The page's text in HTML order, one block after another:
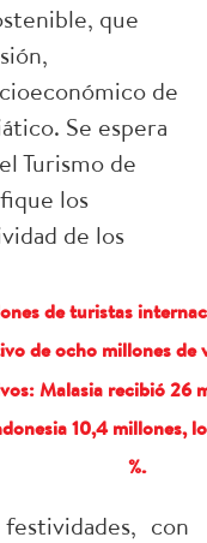
que
de
Se espera
Turismo de
los
de los
de turistas
de ocho millones de
Malasia recibió 26
10,4 millones,
%.
con